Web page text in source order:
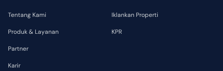
Tentang Kami
Produk & Layanan
Partner
Karir
Iklankan Properti
KPR